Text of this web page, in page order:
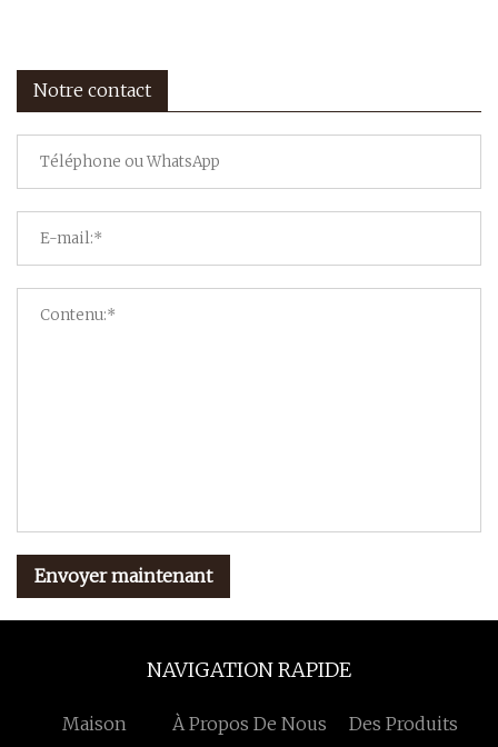
Notre contact
Envoyer maintenant
NAVIGATION RAPIDE
Maison À Propos De Nous Des Produits